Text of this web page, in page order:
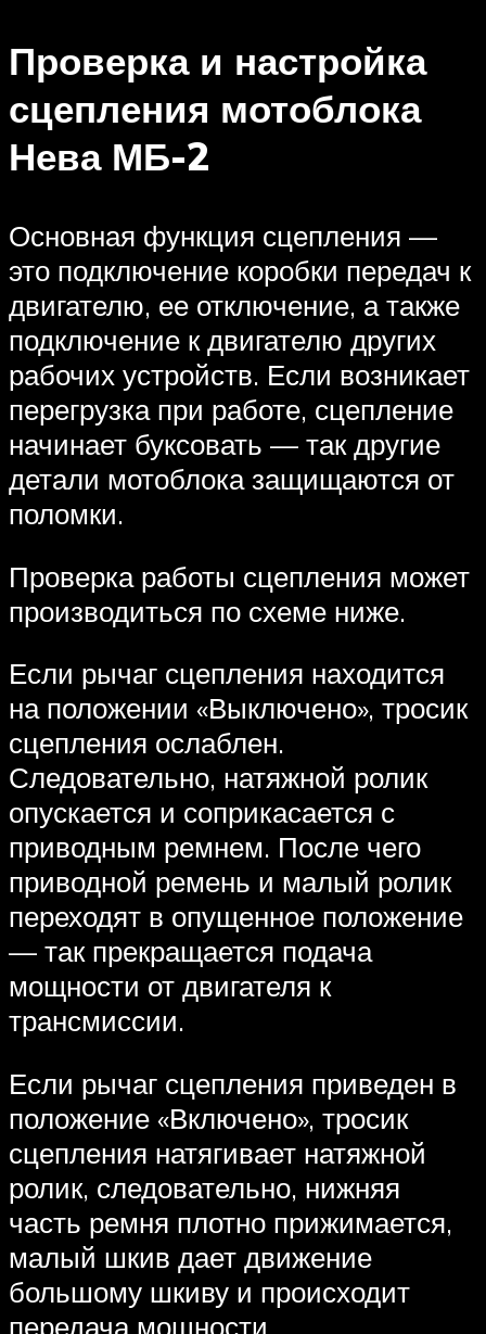
Проверка и настройка
сцепления мотоблока
Нева МБ-2
Основная функция сцепления —
это подключение коробки передач к
двигателю, ее отключение, а также
подключение к двигателю других
рабочих устройств. Если возникает
перегрузка при работе, сцепление
начинает буксовать — так другие
детали мотоблока защищаются от
поломки.
Проверка работы сцепления может
производиться по схеме ниже.
Если рычаг сцепления находится
на положении «Выключено», тросик
сцепления ослаблен.
Следовательно, натяжной ролик
опускается и соприкасается с
приводным ремнем. После чего
приводной ремень и малый ролик
переходят в опущенное положение
— так прекращается подача
мощности от двигателя к
трансмиссии.
Если рычаг сцепления приведен в
положение «Включено», тросик
сцепления натягивает натяжной
ролик, следовательно, нижняя
часть ремня плотно прижимается,
малый шкив дает движение
большому шкиву и происходит
передача мощности.